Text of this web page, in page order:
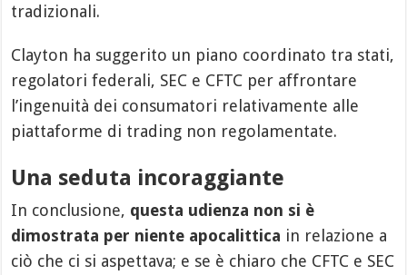
tradizionali.
Clayton ha suggerito un piano coordinato tra stati,
regolatori federali, SEC e CFTC per affrontare
l’ingenuità dei consumatori relativamente alle
piattaforme di trading non regolamentate.
Una seduta incoraggiante
In conclusione, questa udienza non si è
dimostrata per niente apocalittica in relazione a
ciò che ci si aspettava; e se è chiaro che CFTC e SEC